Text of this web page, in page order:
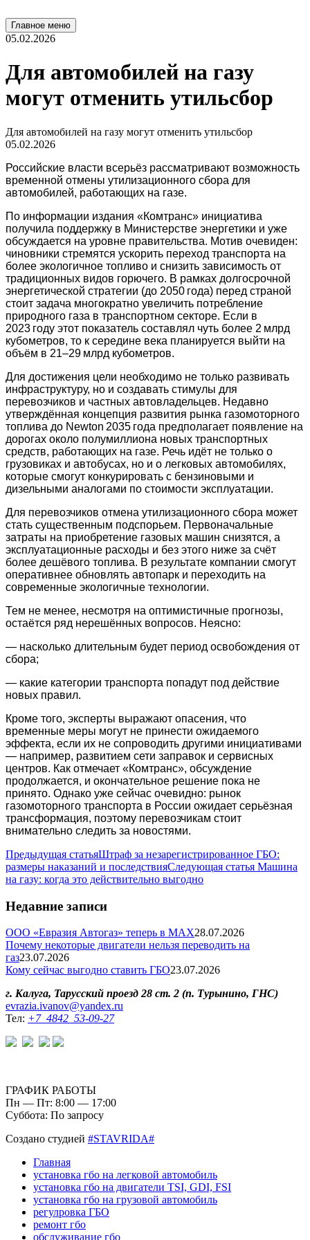
Главное меню
05.02.2026
Для автомобилей на газу
могут отменить утильсбор
Для автомобилей на газу могут отменить утильсбор
05.02.2026
Российские власти всерьёз рассматривают возможность
временной отмены утилизационного сбора для
автомобилей, работающих на газе.
По информации издания «Комтранс» инициатива
получила поддержку в Министерстве энергетики и уже
обсуждается на уровне правительства. Мотив очевиден:
чиновники стремятся ускорить переход транспорта на
более экологичное топливо и снизить зависимость от
традиционных видов горючего. В рамках долгосрочной
энергетической стратегии (до 2050 года) перед страной
стоит задача многократно увеличить потребление
природного газа в транспортном секторе. Если в
2023 году этот показатель составлял чуть более 2 млрд
кубометров, то к середине века планируется выйти на
объём в 21–29 млрд кубометров.
Для достижения цели необходимо не только развивать
инфраструктуру, но и создавать стимулы для
перевозчиков и частных автовладельцев. Недавно
утверждённая концепция развития рынка газомоторного
топлива до Newton 2035 года предполагает появление на
дорогах около полумиллиона новых транспортных
средств, работающих на газе. Речь идёт не только о
грузовиках и автобусах, но и о легковых автомобилях,
которые смогут конкурировать с бензиновыми и
дизельными аналогами по стоимости эксплуатации.
Для перевозчиков отмена утилизационного сбора может
стать существенным подспорьем. Первоначальные
затраты на приобретение газовых машин снизятся, а
эксплуатационные расходы и без этого ниже за счёт
более дешёвого топлива. В результате компании смогут
оперативнее обновлять автопарк и переходить на
современные экологичные технологии.
Тем не менее, несмотря на оптимистичные прогнозы,
остаётся ряд нерешённых вопросов. Неясно:
— насколько длительным будет период освобождения от
сбора;
— какие категории транспорта попадут под действие
новых правил.
Кроме того, эксперты выражают опасения, что
временные меры могут не принести ожидаемого
эффекта, если их не сопроводить другими инициативами
— например, развитием сети заправок и сервисных
центров. Как отмечает «Комтранс», обсуждение
продолжается, и окончательное решение пока не
принято. Однако уже сейчас очевидно: рынок
газомоторного транспорта в России ожидает серьёзная
трансформация, поэтому перевозчикам стоит
внимательно следить за новостями.
Предыдущая статьяШтраф за незарегистрированное ГБО:
размеры наказаний и последствияСледующая статья Машина
на газу: когда это действительно выгодно
Недавние записи
ООО «Евразия Автогаз» теперь в MAX28.07.2026
Почему некоторые двигатели нельзя переводить на
газ23.07.2026
Кому сейчас выгодно ставить ГБО23.07.2026
г. Калуга, Тарусский проезд 28 ст. 2 (п. Турынино, ГНС)
evrazia.ivanov@yandex.ru
Тел: +7 4842 53-09-27
ГРАФИК РАБОТЫ
Пн — Пт: 8:00 — 17:00
Суббота: По запросу
Создано студией #STAVRIDA#
Главная
установка гбо на легковой автомобиль
установка гбо на двигатели TSI, GDI, FSI
установка гбо на грузовой автомобиль
регулровка ГБО
ремонт гбо
обслуживание гбо